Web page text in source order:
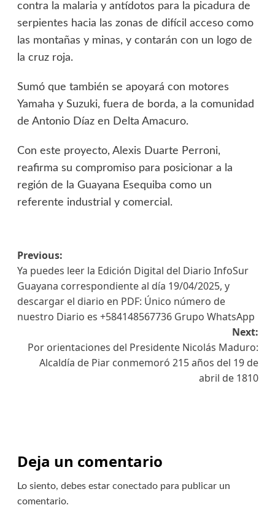
contra la malaria y antídotos para la picadura de
serpientes hacia las zonas de difícil acceso como
las montañas y minas, y contarán con un logo de
la cruz roja.
Sumó que también se apoyará con motores
Yamaha y Suzuki, fuera de borda, a la comunidad
de Antonio Díaz en Delta Amacuro.
Con este proyecto, Alexis Duarte Perroni,
reafirma su compromiso para posicionar a la
región de la Guayana Esequiba como un
referente industrial y comercial.
Previous:
Ya puedes leer la Edición Digital del Diario InfoSur
Guayana correspondiente al día 19/04/2025, y
descargar el diario en PDF: Único número de
nuestro Diario es +584148567736 Grupo WhatsApp
Next:
Por orientaciones del Presidente Nicolás Maduro:
Alcaldía de Piar conmemoró 215 años del 19 de
abril de 1810
Deja un comentario
Lo siento, debes estar conectadopara publicar un
comentario.